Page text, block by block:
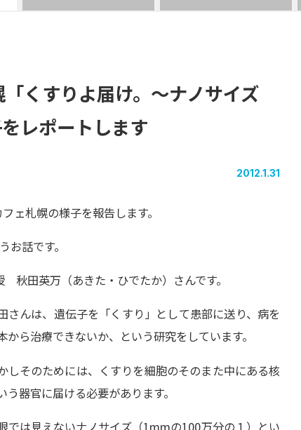
「くすりよ届け。 〜ナノサイズ
レポート します
2012.1.31
ェ札幌の様子を報告します。
話です。
田英万（あきた・ひでたか）さんです。
さんは、遺伝子を「くすり」として患部に送り、病を
から治療できないか、という研究をしています。
しそのためには、くすりを細胞のそのまた中にある核
う器官に届ける必要があります。
では見えないナノサイズ（1mmの100万分の１）とい